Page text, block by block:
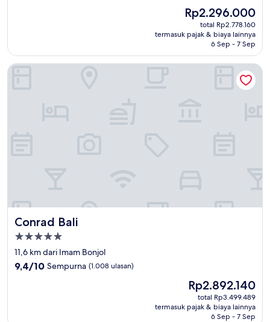
Harga
sekarang
Rp2.296.000
Rp2.296.000
total Rp2.778.160
termasuk pajak & biaya lainnya
6 Sep - 7 Sep
Conrad Bali
Conrad Bali
Properti
bintang
5.0
11,6 km dari Imam Bonjol
9.4
9,4/10 Sempurna (1.008 ulasan)
Harga
sekarang
Rp2.892.140
Rp2.892.140
total Rp3.499.489
termasuk pajak & biaya lainnya
6 Sep - 7 Sep
Conrad Bali